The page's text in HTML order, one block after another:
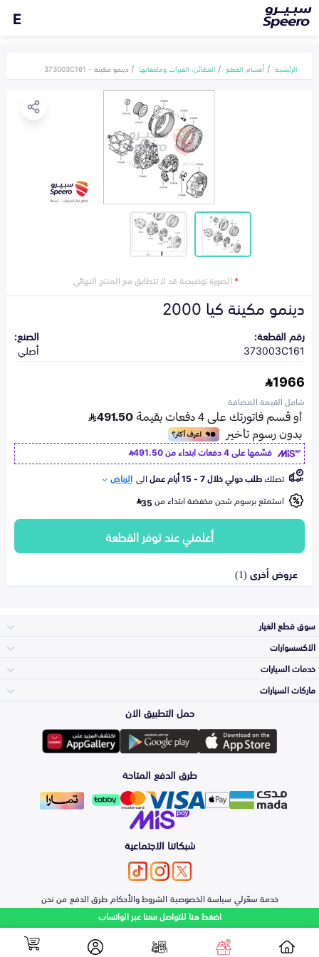
اضغط هنا للتواصل معنا عبر الواتساب
E
الرئيسية أقسام القطع المكائن، القيرات وملحقاتها دينمو مكينة - 373003C161
*الصورة توضيحية قد لا تتطابق مع المنتج النهائي
دينمو مكينة كيا 2000
رقم القطعة:
373003C161
الصنع:
أصلي
1966
شامل القيمة المضافة
قسّمها على 4 دفعات ابتداء من
491.50
تصلكطلب دولي خلال 7 - 15 أيام عمل الى الرياض
استمتع برسوم شحن مخفضة ابتداء من35
أعلمني عند توفر القطعة
عروض أخرى (1)
سوق قطع الغيار
المكائن، القيرات
وملحقاتها
الشمعات
والاصطبات (الاضاءة)
الفرامل والأقمشة
الأبواب، الرفرف
والكبوت
الاكسسوارات
لوازم الرحلات
اكسسوارات العناية
الزيوت و السوائل
خدمات السيارات
الأكثر مبيعاً
التلميع والعناية
اصلاح الطلاء
حماية مقدمة السيارة
ماركات السيارات
Toyota
Hyundai
Kia
Nissan
حمل التطبيق الان
طرق الدفع المتاحة
شبكاتنا الاجتماعية
خدمة سعّرلي سياسة الخصوصية الشروط والأحكامطرق الدفعمن نحن